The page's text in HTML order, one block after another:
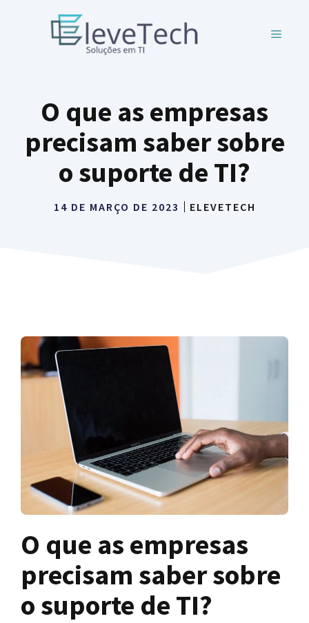
MENU
O que as empresas
precisam saber sobre
o suporte de TI?
14 DE MARÇO DE 2023 ELEVETECH
O que as empresas
precisam saber sobre
o suporte de TI?